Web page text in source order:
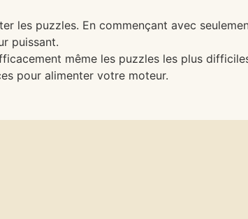
les puzzles. En commençant avec
puissant.
même les puzzles les plus
pour alimenter votre moteur.